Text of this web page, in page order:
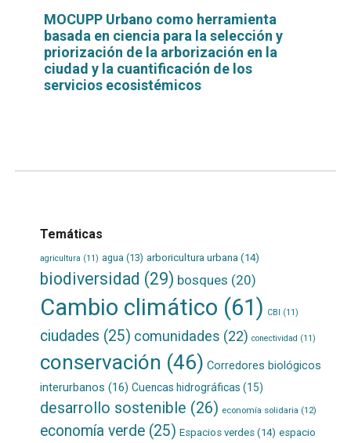
MOCUPP Urbano como herramienta
basada en ciencia para la selección y
priorización de la arborización en la
ciudad y la cuantificación de los
servicios ecosistémicos
Temáticas
agricultura (11) agua (13) arboricultura urbana (14)
biodiversidad (29) bosques (20)
Cambio climático (61) CBI (11)
ciudades (25) comunidades (22) conectividad (11)
conservación (46) Corredores biológicos
interurbanos (16) Cuencas hidrográficas (15)
desarrollo sostenible (26) economía solidaria (12)
economía verde(25) Espacios verdes(14) espacio